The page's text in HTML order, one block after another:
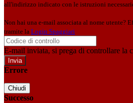
all'indirizzo indicato con le istruzioni
Non hai una e-mail associata al nome utente?
tramite la Login Spaggiari
E-mail inviata, si prega di controllare la
Errore
Chiudi
Successo